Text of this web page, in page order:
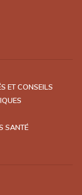
ET CONSEILS
SANTÉ